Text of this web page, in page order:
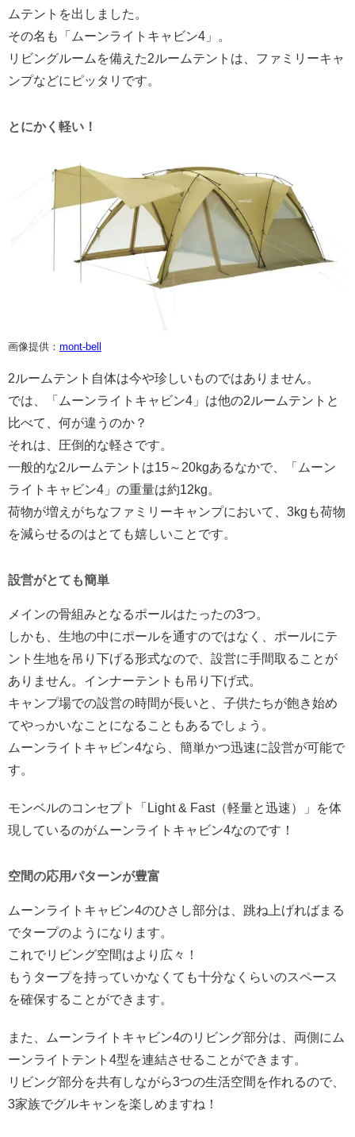
ムテントを出しました。
その名も「ムーンライトキャビン4」。
リビングルームを備えた2ルームテントは、ファミリーキャ
ンプなどにピッタリです。
とにかく軽い！
画像提供： mont-bell
2ルームテント自体は今や珍しいものではありません。
では、「ムーンライトキャビン4」は他の2ルームテントと
比べて、何が違うのか？
それは、圧倒的な軽さです。
一般的な2ルームテントは15～20kgあるなかで、「ムーン
ライトキャビン4」の重量は約12kg。
荷物が増えがちなファミリーキャンプにおいて、3kgも荷物
を減らせるのはとても嬉しいことです。
設営がとても簡単
メインの骨組みとなるポールはたったの3つ。
しかも、生地の中にポールを通すのではなく、ポールにテ
ント生地を吊り下げる形式なので、設営に手間取ることが
ありません。インナーテントも吊り下げ式。
キャンプ場での設営の時間が長いと、子供たちが飽き始め
てやっかいなことになることもあるでしょう。
ムーンライトキャビン4なら、簡単かつ迅速に設営が可能で
す。
モンベルのコンセプト「Light & Fast（軽量と迅速）」を体
現しているのがムーンライトキャビン4なのです！
空間の応用パターンが豊富
ムーンライトキャビン4のひさし部分は、跳ね上げればまる
でタープのようになります。
これでリビング空間はより広々！
もうタープを持っていかなくても十分なくらいのスペース
を確保することができます。
また、ムーンライトキャビン4のリビング部分は、両側にム
ーンライトテント4型を連結させることができます。
リビング部分を共有しながら3つの生活空間を作れるので、
3家族でグルキャンを楽しめますね！